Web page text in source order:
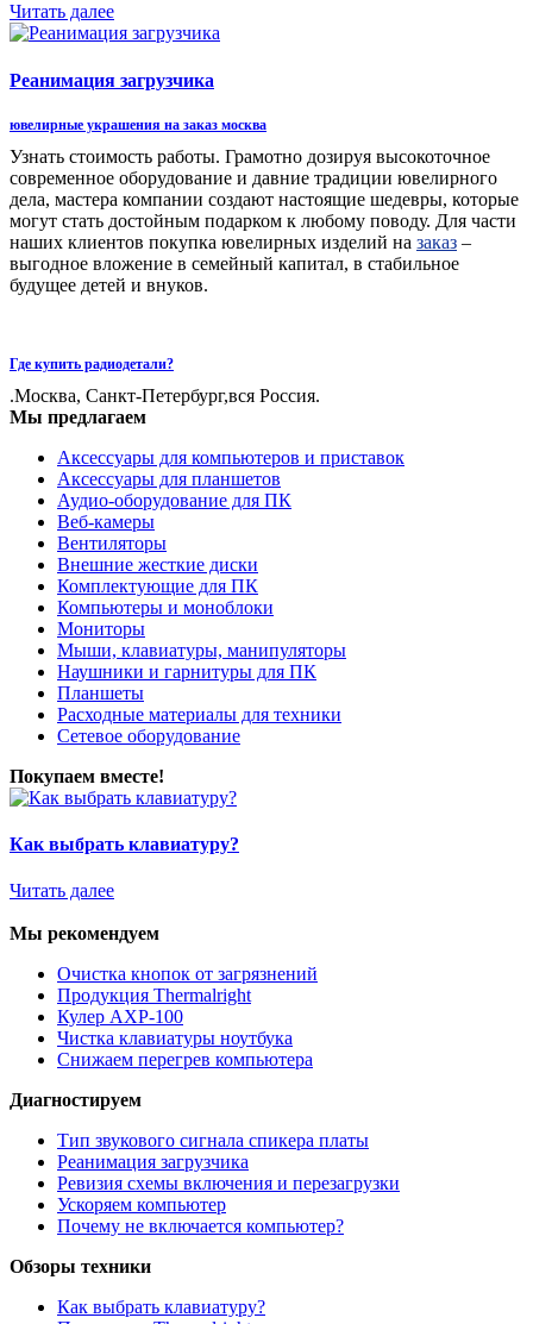
Читать далее
Реанимация загрузчика
ювелирные украшения на заказ москва
Узнать стоимость работы. Грамотно дозируя высокоточное
современное оборудование и давние традиции ювелирного
дела, мастера компании создают настоящие шедевры, которые
могут стать достойным подарком к любому поводу. Для части
наших клиентов покупка ювелирных изделий на заказ –
выгодное вложение в семейный капитал, в стабильное
будущее детей и внуков.
Где купить радиодетали?
.Москва, Санкт-Петербург,вся Россия.
Мы предлагаем
Аксессуары для компьютеров и приставок
Аксессуары для планшетов
Аудио-оборудование для ПК
Веб-камеры
Вентиляторы
Внешние жесткие диски
Комплектующие для ПК
Компьютеры и моноблоки
Мониторы
Мыши, клавиатуры, манипуляторы
Наушники и гарнитуры для ПК
Планшеты
Расходные материалы для техники
Сетевое оборудование
Покупаем вместе!
Как выбрать клавиатуру?
Читать далее
Мы рекомендуем
Очистка кнопок от загрязнений
Продукция Thermalright
Кулер AXP-100
Чистка клавиатуры ноутбука
Снижаем перегрев компьютера
Диагностируем
Тип звукового сигнала спикера платы
Реанимация загрузчика
Ревизия схемы включения и перезагрузки
Ускоряем компьютер
Почему не включается компьютер?
Обзоры техники
Как выбрать клавиатуру?